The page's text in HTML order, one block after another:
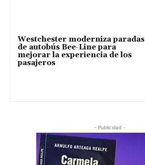
Westchester moderniza paradas
de autobús Bee-Line para
mejorar la experiencia de los
pasajeros
- Publicidad -